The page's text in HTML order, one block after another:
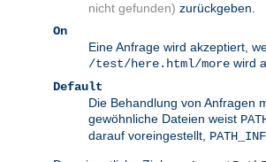
nicht gefunden) zurückgeben.
On
Eine Anfrage wird akzeptiert,
/test/here.html/more wird
Default
Die Behandlung von Anfragen
gewöhnliche Dateien weist
darauf voreingestellt,